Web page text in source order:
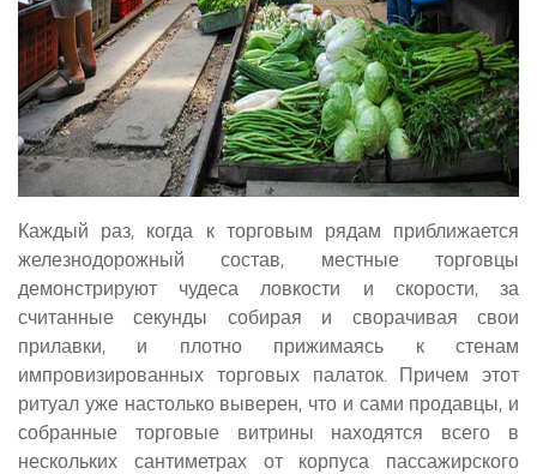
Каждый раз, когда к торговым рядам приближается
железнодорожный состав, местные торговцы
демонстрируют чудеса ловкости и скорости, за
считанные секунды собирая и сворачивая свои
прилавки, и плотно прижимаясь к стенам
импровизированных торговых палаток. Причем этот
ритуал уже настолько выверен, что и сами продавцы, и
собранные торговые витрины находятся всего в
нескольких сантиметрах от корпуса пассажирского